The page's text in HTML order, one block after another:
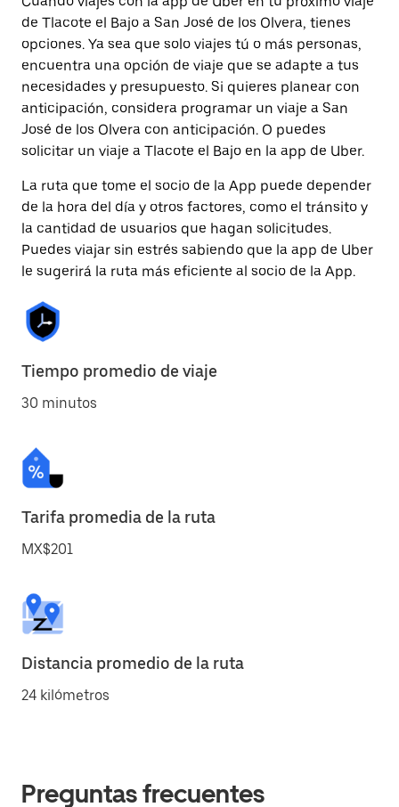
de Tlacote el Bajo a San José de los Olvera, tienes
opciones. Ya sea que solo viajes tú o más personas,
encuentra una opción de viaje que se adapte a tus
necesidades y presupuesto. Si quieres planear con
anticipación, considera programar un viaje a San
José de los Olvera con anticipación. O puedes
solicitar un viaje a Tlacote el Bajo en la app de Uber.
La ruta que tome el socio de la App puede depender
de la hora del día y otros factores, como el tránsito y
la cantidad de usuarios que hagan solicitudes.
Puedes viajar sin estrés sabiendo que la app de Uber
le sugerirá la ruta más eficiente al socio de la App.
Tiempo promedio de viaje
30 minutos
Tarifa promedia de la ruta
MX$201
Distancia promedio de la ruta
24 kilómetros
Preguntas frecuentes